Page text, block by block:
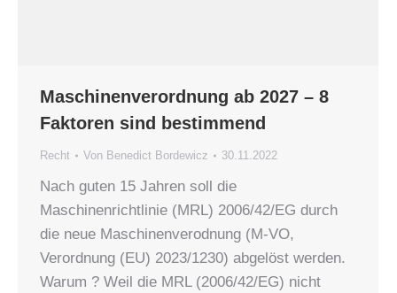
Maschinenverordnung ab 2027 – 8
Faktoren sind bestimmend
Recht Von Benedict Bordewicz 30.11.2022
Nach guten 15 Jahren soll die
Maschinenrichtlinie (MRL) 2006/42/EG durch
die neue Maschinenverodnung (M-VO,
Verordnung (EU) 2023/1230) abgelöst werden.
Warum ? Weil die MRL (2006/42/EG) nicht